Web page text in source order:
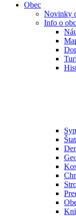
Obec
Novinky
Info o